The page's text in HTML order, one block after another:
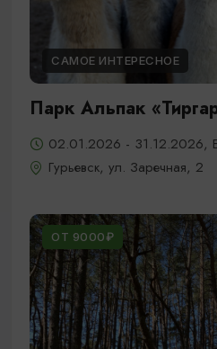
САМОЕ ИНТЕРЕСНОЕ
Парк Альпак
02.01.2026 - 31.12.2026,
Гурьевск, ул. Заречная, 2
ОТ 9000₽